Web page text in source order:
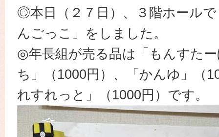
◎本日（２７日）、３階ホール
んごっこ」をしました。
◎年長組が売る品は「もんすた
ち」（1000円）、「かんゆ」（
れすれっと」（1000円）です。